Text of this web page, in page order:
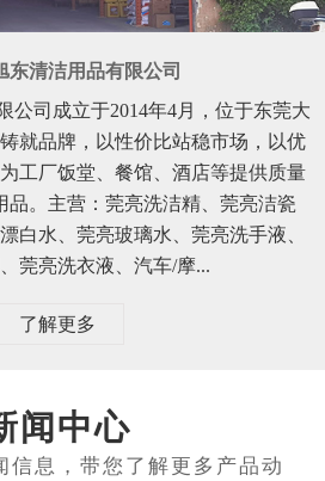
东清洁用品有限公司
公司成立于2014年4月，位于东莞大
就品牌，以性价比站稳市场，以优
工厂饭堂、餐馆、酒店等提供质量
品。主营：莞亮洗洁精、莞亮洁瓷
白水、莞亮玻璃水、莞亮洗手液、
莞亮洗衣液、汽车/摩...
了解更多
闻中心